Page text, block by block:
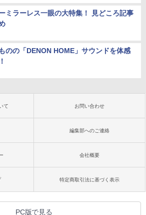
ミラーレス一眼の大特集！ 見どころ記事
のの「DENON HOME」サウンドを体感
て お問い合わせ
編集部へのご連絡
会社概要
特定商取引法に基づく表示
PC版で見る